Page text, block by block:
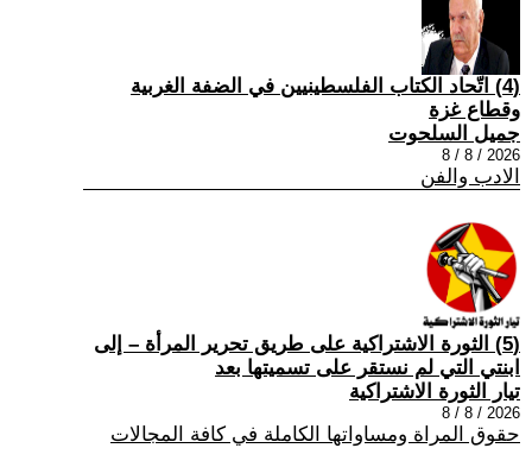
(4) اتّحاد الكتاب الفلسطينيين في الضفة الغربية
وقطاع غزة
جميل السلحوت
2026 / 8 / 8
الادب والفن
(5) الثورة الاشتراكية على طريق تحرير المرأة – إلى
ابنتي التي لم نستقر على تسميتها بعد
تيار الثورة الاشتراكية
2026 / 8 / 8
حقوق المراة ومساواتها الكاملة في كافة المجالات